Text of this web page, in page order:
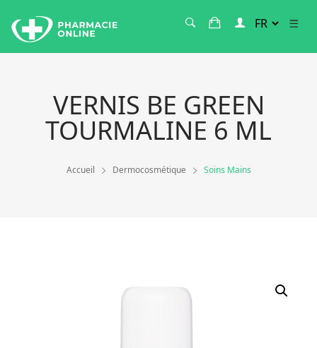
VERNIS BE GREEN
TOURMALINE 6 ML
Accueil Dermocosmétique Soins Mains